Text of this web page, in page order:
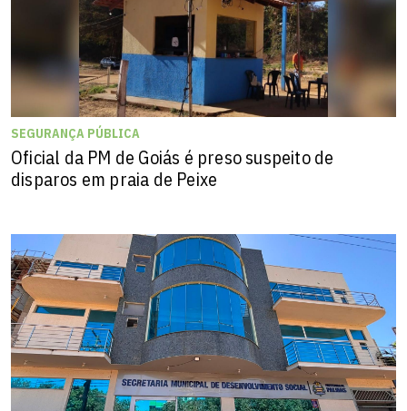
SEGURANÇA PÚBLICA
Oficial da PM de Goiás é preso suspeito de
disparos em praia de Peixe